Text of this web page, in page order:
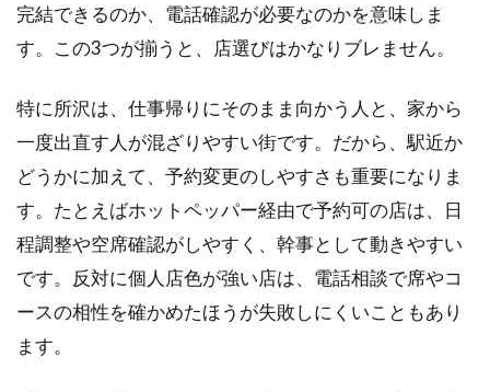
完結できるのか、電話確認が必要なのかを意味しま
す。この3つが揃うと、店選びはかなりブレません。
特に所沢は、仕事帰りにそのまま向かう人と、家から
一度出直す人が混ざりやすい街です。だから、駅近か
どうかに加えて、予約変更のしやすさも重要になりま
す。たとえばホットペッパー経由で予約可の店は、日
程調整や空席確認がしやすく、幹事として動きやすい
です。反対に個人店色が強い店は、電話相談で席やコ
ースの相性を確かめたほうが失敗しにくいこともあり
ます。